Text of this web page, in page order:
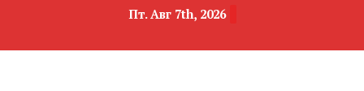
Пт. Авг 7th, 2026